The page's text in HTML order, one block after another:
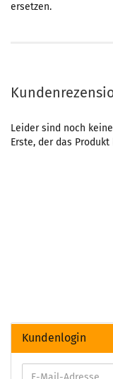
ersetzen.
Leider sind noch
Erste, der das
Kundenlogin